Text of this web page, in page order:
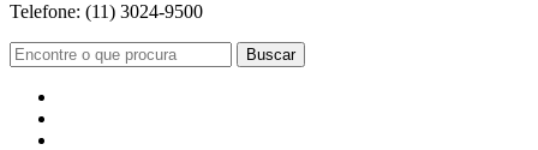
Telefone: (11) 3024-9500
Buscar